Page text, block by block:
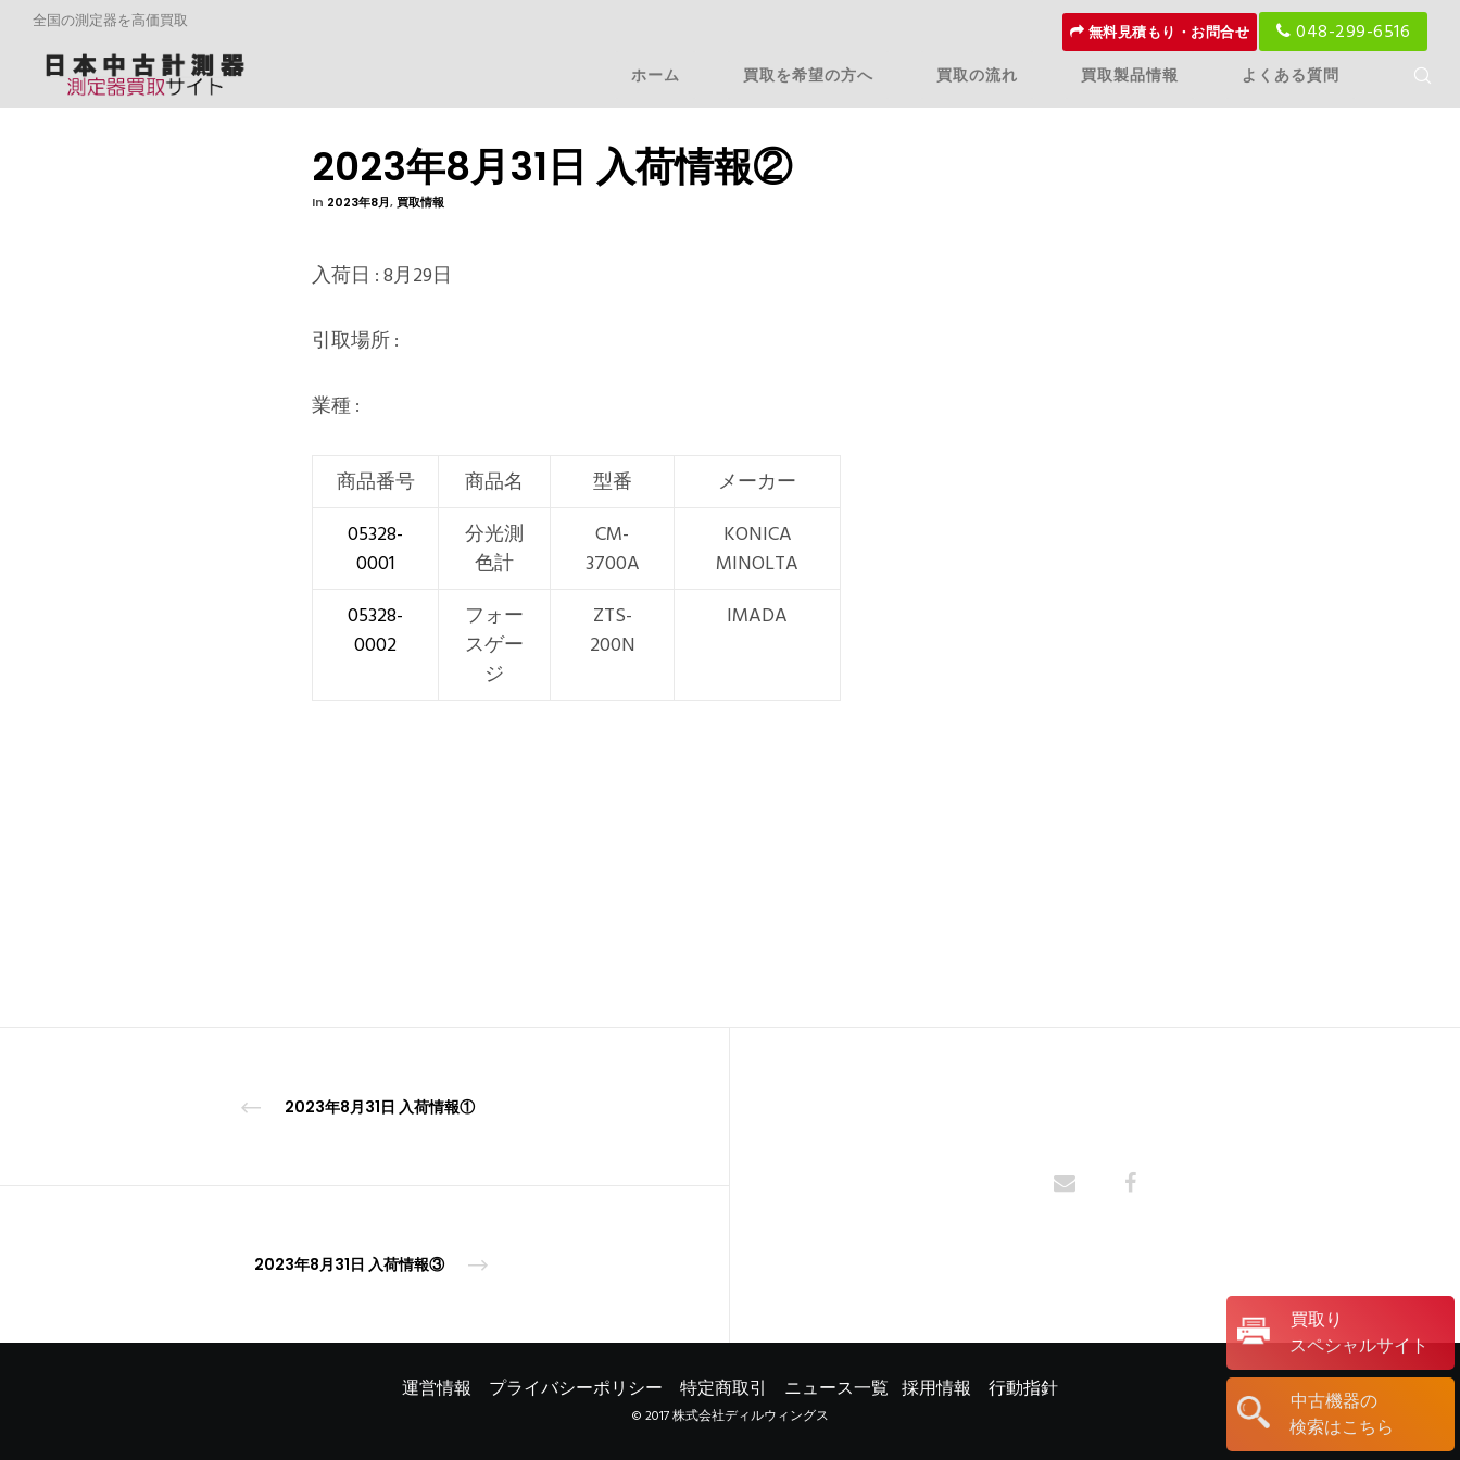
全国の測定器を高価買取 無料見積もり・お問合せ 048-299-6516
ホーム 買取を希望の方へ 買取の流れ 買取製品情報 よくある質問
2023年8月31日 入荷情報②
In 2023年8月, 買取情報
入荷日 : 8月29日
引取場所 :
業種 :
商品番号 商品名 型番
メーカー
05328-
0001
分光測
色計
CM-
3700A
KONICA
MINOLTA
05328-
0002
フォー
スゲー
ジ
ZTS-
200N
IMADA
買取り
スペシャルサイト
中古機器の
検索はこちら
2023年8月31日 入荷情報①
2023年8月31日 入荷情報③
運営情報 プライバシーポリシー 特定商取引 ニュース一覧 採用情報 行動指針
© 2017 株式会社ディルウィングス